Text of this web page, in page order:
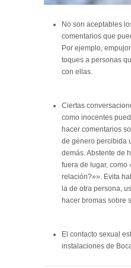
No son aceptables
comentarios que
Por ejemplo,
toques a personas
con ellas.
Ciertas
como inocentes
hacer comentarios
de género percibida
demás. Abstente de
fuera de lugar, como
relación?»». Evita
la de otra persona,
hacer bromas sobre
El contacto sexual
instalaciones de